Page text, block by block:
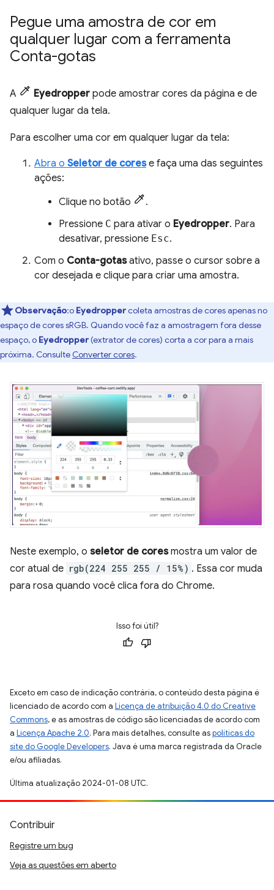
Pegue uma amostra de cor em
qualquer lugar com a ferramenta
Conta-gotas
A Eyedropper pode amostrar cores da página e de
qualquer lugar da tela.
Para escolher uma cor em qualquer lugar da tela:
Abra o Seletor de corese faça uma das seguintes
ações:
Clique no botão
.
Pressione C para ativar o Eyedropper. Para
desativar, pressione Esc.
Com o Conta-gotasativo, passe o cursor sobre a
cor desejada e clique para criar uma amostra.
Observação:o Eyedroppercoleta amostras de cores apenas no
espaço de cores sRGB. Quando você faz a amostragem fora desse
espaço, o Eyedropper(extrator de cores) corta a cor para a mais
próxima. Consulte Converter cores.
Neste exemplo, o seletor de coresmostra um valor de
cor atual de rgb(224 255 255 / 15%) . Essa cor muda
para rosa quando você clica fora do Chrome.
Isso foi útil?
Exceto em caso de indicação contrária, o conteúdo desta página é
licenciado de acordo com a Licença de atribuição 4.0 do Creative
Commons, e as amostras de código são licenciadas de acordo com
a Licença Apache 2.0. Para mais detalhes, consulte aspolíticas do
site do Google Developers. Java é uma marca registrada da Oracle
e/ou afiliadas.
Última atualização 2024-01-08 UTC.
Contribuir
Registre um bug
Veja as questões em aberto